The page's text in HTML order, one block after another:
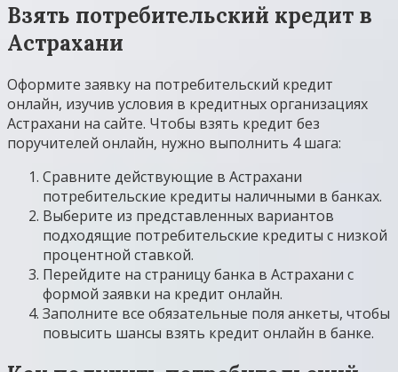
Взять потребительский кредит в
Астрахани
Оформите заявку на потребительский кредит
онлайн, изучив условия в кредитных организациях
Астрахани на сайте. Чтобы взять кредит без
поручителей онлайн, нужно выполнить 4 шага:
Сравните действующие в Астрахани
потребительские кредиты наличными в банках.
Выберите из представленных вариантов
подходящие потребительские кредиты с низкой
процентной ставкой.
Перейдите на страницу банка в Астрахани с
формой заявки на кредит онлайн.
Заполните все обязательные поля анкеты, чтобы
повысить шансы взять кредит онлайн в банке.